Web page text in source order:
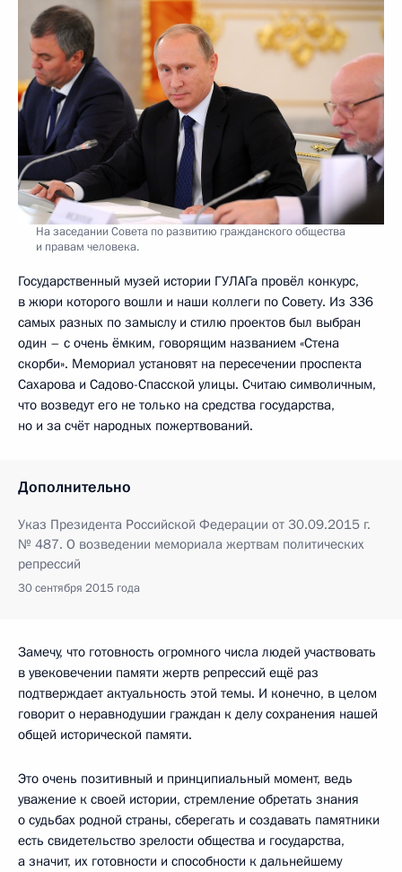
На заседании Совета по развитию гражданского общества
и правам человека.
Государственный музей истории ГУЛАГа провёл конкурс,
в жюри которого вошли и наши коллеги по Совету. Из 336
самых разных по замыслу и стилю проектов был выбран
один – с очень ёмким, говорящим названием «Стена
скорби». Мемориал установят на пересечении проспекта
Сахарова и Садово-Спасской улицы. Считаю символичным,
что возведут его не только на средства государства,
но и за счёт народных пожертвований.
Дополнительно
Указ Президента Российской Федерации от 30.09.2015 г.
№ 487. О возведении мемориала жертвам политических
репрессий
30 сентября 2015 года
Замечу, что готовность огромного числа людей участвовать
в увековечении памяти жертв репрессий ещё раз
подтверждает актуальность этой темы. И конечно, в целом
говорит о неравнодушии граждан к делу сохранения нашей
общей исторической памяти.
Это очень позитивный и принципиальный момент, ведь
уважение к своей истории, стремление обретать знания
о судьбах родной страны, сберегать и создавать памятники
есть свидетельство зрелости общества и государства,
а значит, их готовности и способности к дальнейшему